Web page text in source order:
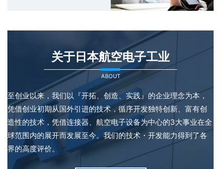
关于日本航空电子工业
ABOUT
至创业以来，我们以『开拓、创造、实践』的企业理念为本，
凭借创业初期从国外引进的技术，循序开发独特创新、富有创
造性的技术，凭借连接器、航空电子设备为中心的3大事业在全
球范围内的展开而发展至今。我们的技术・开发能力得到了各
界的高度评价。